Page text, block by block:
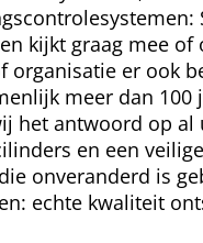
kijkt graag mee of
organisatie er ook
meer dan 100
het antwoord op al
en een
onveranderd is
echte kwaliteit